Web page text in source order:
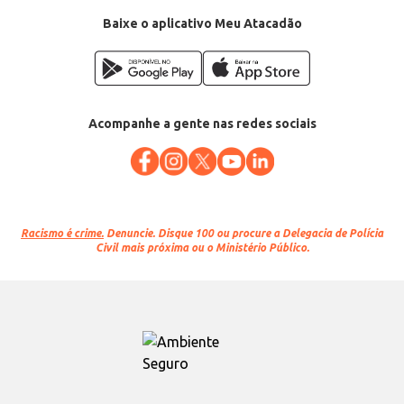
Baixe o aplicativo Meu Atacadão
Acompanhe a gente nas redes sociais
Racismo é crime. Denuncie. Disque 100 ou procure a Delegacia de Polícia
Civil mais próxima ou o Ministério Público.